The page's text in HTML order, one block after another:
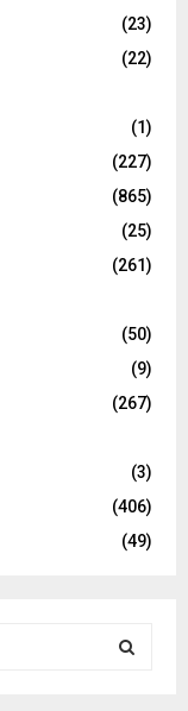
(23)
(22)
(1)
(227)
(865)
(25)
(261)
(50)
(9)
(267)
(3)
(406)
(49)